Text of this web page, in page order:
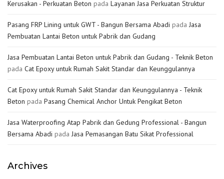
Kerusakan - Perkuatan Beton pada Layanan Jasa Perkuatan Struktur
Pasang FRP Lining untuk GWT - Bangun Bersama Abadi pada Jasa
Pembuatan Lantai Beton untuk Pabrik dan Gudang
Jasa Pembuatan Lantai Beton untuk Pabrik dan Gudang - Teknik Beton
pada Cat Epoxy untuk Rumah Sakit Standar dan Keunggulannya
Cat Epoxy untuk Rumah Sakit Standar dan Keunggulannya - Teknik
Beton pada Pasang Chemical Anchor Untuk Pengikat Beton
Jasa Waterproofing Atap Pabrik dan Gedung Professional - Bangun
Bersama Abadi pada Jasa Pemasangan Batu Sikat Professional
Archives